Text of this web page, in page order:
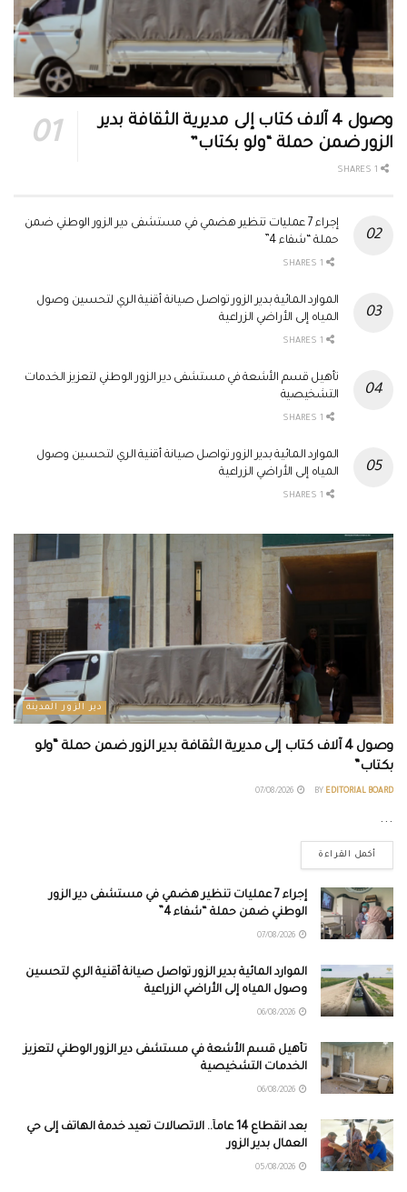
وصول 4 آلاف كتاب إلى مديرية الثقافة بدير
الزور ضمن حملة “ولو بكتاب”
إجراء 7 عمليات تنظير هضمي في مستشفى دير الزور الوطني ضمن
حملة “شفاء 4”
الموارد المائية بدير الزور تواصل صيانة أقنية الري لتحسين وصول
المياه إلى الأراضي الزراعية
تأهيل قسم الأشعة في مستشفى دير الزور الوطني لتعزيز الخدمات
التشخيصية
الموارد المائية بدير الزور تواصل صيانة أقنية الري لتحسين وصول
المياه إلى الأراضي الزراعية
دير الزور المدينة
وصول 4 آلاف كتاب إلى مديرية الثقافة بدير الزور ضمن حملة “ولو
بكتاب”
BY EDITORIAL BOARD
...
أكمل القراءة
إجراء 7 عمليات تنظير هضمي في مستشفى دير الزور
الوطني ضمن حملة “شفاء 4”
الموارد المائية بدير الزور تواصل صيانة أقنية الري لتحسين
وصول المياه إلى الأراضي الزراعية
تأهيل قسم الأشعة في مستشفى دير الزور الوطني لتعزيز
الخدمات التشخيصية
بعد انقطاع 14 عاماً.. الاتصالات تعيد خدمة الهاتف إلى حي
العمال بدير الزور